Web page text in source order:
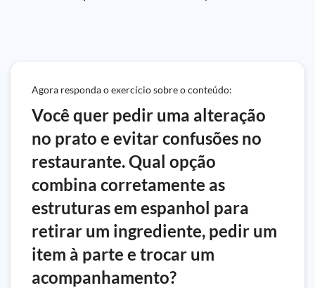
Agora responda o exercício sobre o conteúdo:
Você quer pedir uma alteração
no prato e evitar confusões no
restaurante. Qual opção
combina corretamente as
estruturas em espanhol para
retirar um ingrediente, pedir um
item à parte e trocar um
acompanhamento?